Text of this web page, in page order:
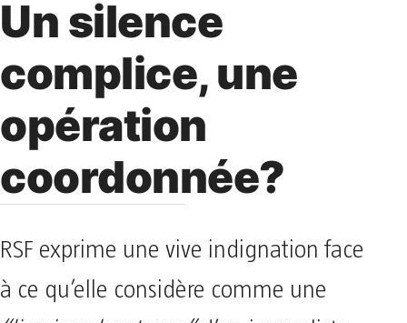
Un silence
complice, une
opération
coordonnée?
RSF exprime une vive indignation face
à ce qu’elle considère comme une